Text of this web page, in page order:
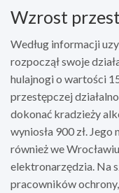
Wzrost
Według informacji
rozpoczął swoje
hulajnogi o wartości
przestępczej
dokonać kradzieży
wyniosła 900 zł. Jego
również we
elektronarzędzia. Na
pracowników